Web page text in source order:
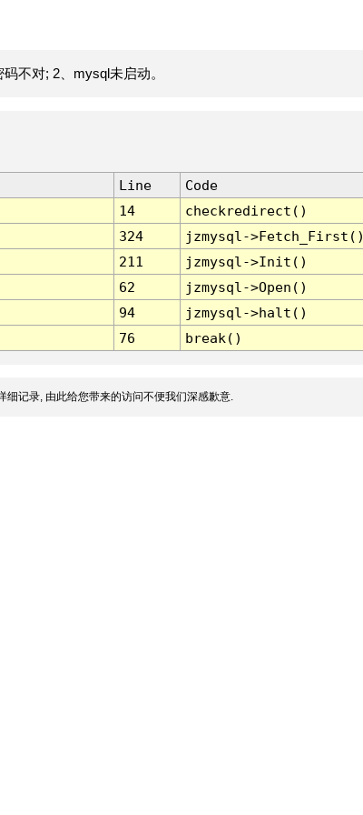
不对; 2、mysql未启动。
Line
Code
14
checkredirect()
324
jzmysql-
211
jzmysql->Init()
62
jzmysql->Open()
94
jzmysql->halt()
76 break()
细记录, 由此给您带来的访问不便我们深感歉意.